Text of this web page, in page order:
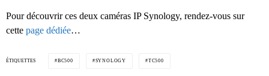
Pour découvrir ces deux caméras IP Synology, rendez-vous sur
cette page dédiée…
ÉTIQUETTES BC500 SYNOLOGY TC500